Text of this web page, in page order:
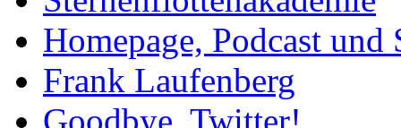
Homepage, Podcast
Frank Laufenberg